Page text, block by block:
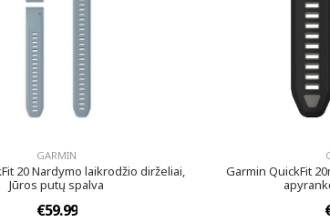
GARMIN
20 Nardymo laikrodžio dirželiai,
Jūros putų spalva
€59.99
Garmin QuickFit